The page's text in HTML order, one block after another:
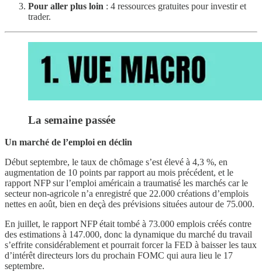
Pour aller plus loin : 4 ressources gratuites pour investir et
trader.
La semaine passée
Un marché de l’emploi en déclin
Début septembre, le taux de chômage s’est élevé à 4,3 %, en
augmentation de 10 points par rapport au mois précédent, et le
rapport NFP sur l’emploi américain a traumatisé les marchés car le
secteur non-agricole n’a enregistré que 22.000 créations d’emplois
nettes en août, bien en deçà des prévisions situées autour de 75.000.
En juillet, le rapport NFP était tombé à 73.000 emplois créés contre
des estimations à 147.000, donc la dynamique du marché du travail
s’effrite considérablement et pourrait forcer la FED à baisser les taux
d’intérêt directeurs lors du prochain FOMC qui aura lieu le 17
septembre.